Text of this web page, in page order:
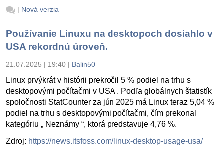
| Nová verzia
Používanie Linuxu na desktopoch dosiahlo v
USA rekordnú úroveň.
21.07.2025 | 19:40 | Balin50
Linux prvýkrát v histórii prekročil 5 % podiel na trhu s
desktopovými počítačmi v USA . Podľa globálnych štatistík
spoločnosti StatCounter za jún 2025 má Linux teraz 5,04 %
podiel na trhu s desktopovými počítačmi, čím prekonal
kategóriu „ Neznámy “, ktorá predstavuje 4,76 %.
Zdroj: https://news.itsfoss.com/linux-desktop-usage-usa/